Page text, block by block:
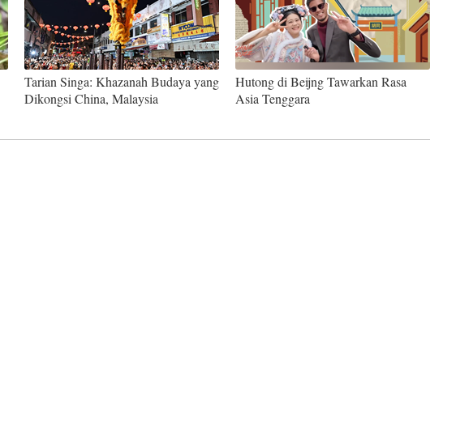
ภาษาไทย
Bahasa Melayu
Ελληνικά
Tarian Singa: Khazanah Budaya yang
Dikongsi China, Malaysia
Hutong di Beijng Tawarkan Rasa
Asia Tenggara